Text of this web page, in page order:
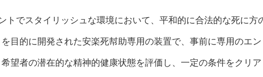
トでスタイリッシュな環境において、平和的に合法的な死に方
目的に開発された安楽死幇助専用の装置で、事前に専用のエン
希望者の潜在的な精神的健康状態を評価し、一定の条件をクリア